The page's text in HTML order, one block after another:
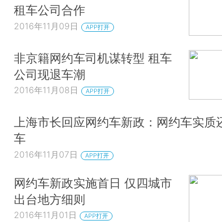
租车公司合作
2016年11月09日 APP打开
非京籍网约车司机谋转型 租车
公司现退车潮
2016年11月08日 APP打开
上海市长回应网约车新政：网约车实质
车
2016年11月07日 APP打开
网约车新政实施首日 仅四城市
出台地方细则
2016年11月01日 APP打开